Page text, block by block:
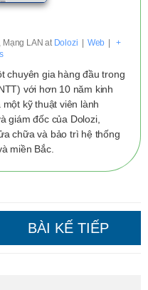
Mạng LAN at Dolozi Web
+
chuyên gia hàng đầu trong
với hơn 10 năm kinh
kỹ thuật viên lành
giám đốc của Dolozi,
chữa và bảo trì hệ thống
miền Bắc.